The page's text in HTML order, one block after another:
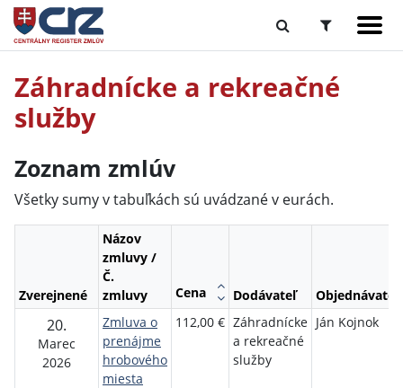
Záhradnícke a rekreačné
služby
Zoznam zmlúv
Všetky sumy v tabuľkách sú uvádzané v eurách.
Zverejnené
Názov
zmluvy /
Č.
zmluvy
Cena Dodávateľ Objednávateľ
20.
Marec
2026
Zmluva o
prenájme
hrobového
miesta
112,00 € Záhradnícke
a rekreačné
služby
Ján Kojnok